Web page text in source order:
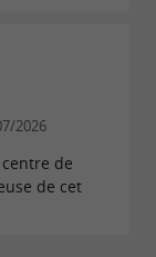
2026
de
de cet